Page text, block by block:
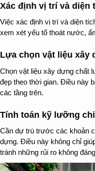
Xác định vị trí và diện
Việc xác định vị trí và diện
xem xét yếu tố thoát nước,
Lựa chọn vật liệu xây
Chọn vật liệu xây dựng chất
đẹp theo thời gian. Điều này
các tầng trên.
Tính toán kỹ lưỡng
Cần dự trù trước các khoản
dựng. Điều này không chỉ
tránh những rủi ro không